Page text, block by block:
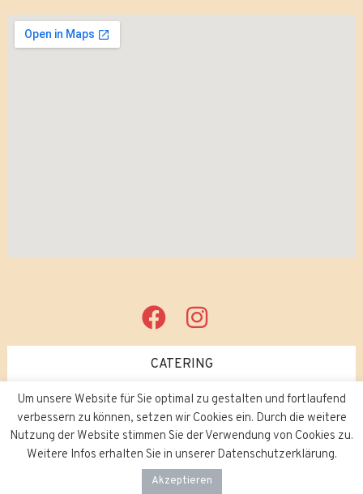
CATERING
JOBS
Bombay Palace. Impressum
Um unsere Website für Sie optimal zu gestalten und fortlaufend
verbessern zu können, setzen wir Cookies ein. Durch die weitere
Nutzung der Website stimmen Sie der Verwendung von Cookies zu.
Weitere Infos erhalten Sie in unserer Datenschutzerklärung.
Akzeptieren